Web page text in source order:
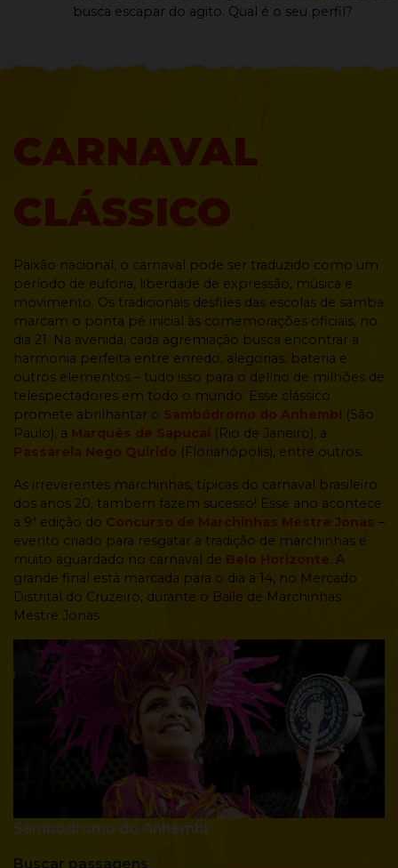
busca escapar do agito. Qual é o seu perfil?
CARNAVAL
CLÁSSICO
Paixão nacional, o carnaval pode ser traduzido como um
período de euforia, liberdade de expressão, música e
movimento. Os tradicionais desfiles das escolas de samba
marcam o ponta pé inicial às comemorações oficiais, no
dia 21. Na avenida, cada agremiação busca encontrar a
harmonia perfeita entre enredo, alegorias, bateria e
outros elementos – tudo isso para o delírio de milhões de
telespectadores em todo o mundo. Esse clássico
promete abrilhantar o Sambódromo do Anhembi (São
Paulo), a Marquês de Sapucaí (Rio de Janeiro), a
Passarela Nego Quirido (Florianópolis), entre outros.
As irreverentes marchinhas, típicas do carnaval brasileiro
dos anos 20, também fazem sucesso! Esse ano acontece
a 9ª edição do Concurso de Marchinhas Mestre Jonas –
evento criado para resgatar a tradição de marchinhas e
muito aguardado no carnaval de Belo Horizonte. A
grande final está marcada para o dia a 14, no Mercado
Distrital do Cruzeiro, durante o Baile de Marchinhas
Mestre Jonas.
Sambódromo do Anhembi
Buscar passagens